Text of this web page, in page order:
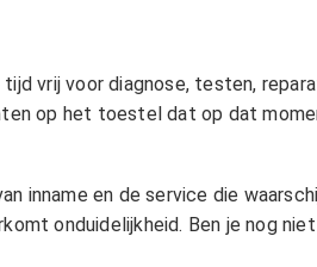
vrij voor diagnose, testen,
op het toestel dat op dat
inname en de service die
onduidelijkheid. Ben je nog